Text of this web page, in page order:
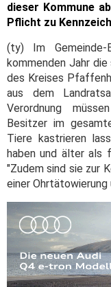
dieser Kommune
Pflicht zu
(ty) Im
kommenden Jahr
des Kreises
aus dem
Verordnung
Besitzer im
Tiere kastrieren
haben und älter als
"Zudem sind sie zur
einer